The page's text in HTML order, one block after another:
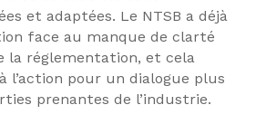
et adaptées. Le NTSB a déjà
face au manque de clarté
la réglementation, et cela
l’action pour un dialogue plus
prenantes de l’industrie.